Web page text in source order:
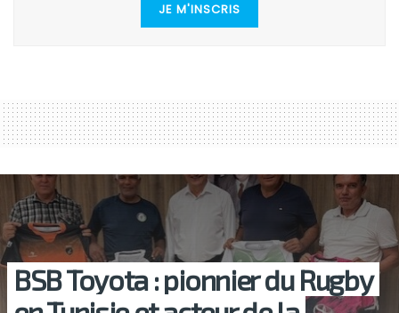
JE M'INSCRIS
BSB Toyota : pionnier du Rugby